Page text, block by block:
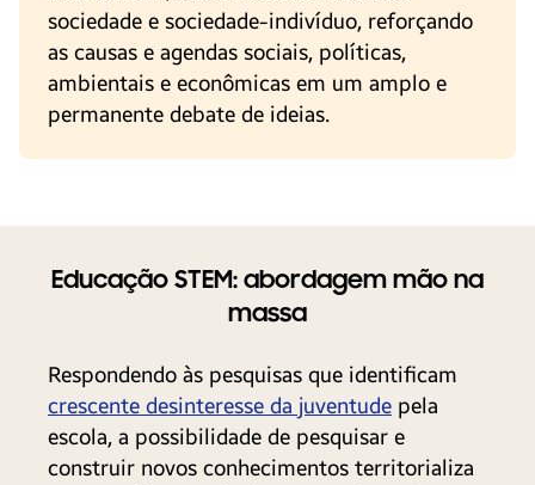
sociedade e sociedade-indivíduo, reforçando
as causas e agendas sociais, políticas,
ambientais e econômicas em um amplo e
permanente debate de ideias.
Educação STEM: abordagem mão na
massa
Respondendo às pesquisas que identificam
crescente desinteresse da juventude pela
escola, a possibilidade de pesquisar e
construir novos conhecimentos territorializa